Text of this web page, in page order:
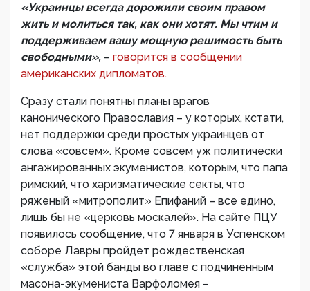
«Украинцы всегда дорожили своим правом
жить и молиться так, как они хотят. Мы чтим и
поддерживаем вашу мощную решимость быть
свободными», – говорится в сообщении
американских дипломатов.
Сразу стали понятны планы врагов
канонического Православия – у которых, кстати,
нет поддержки среди простых украинцев от
слова «совсем». Кроме совсем уж политически
ангажированных экуменистов, которым, что папа
римский, что харизматические секты, что
ряженый «митрополит» Епифаний – все едино,
лишь бы не «церковь москалей». На сайте ПЦУ
появилось сообщение, что 7 января в Успенском
соборе Лавры пройдет рождественская
«служба» этой банды во главе с подчиненным
масона-экумениста Варфоломея –